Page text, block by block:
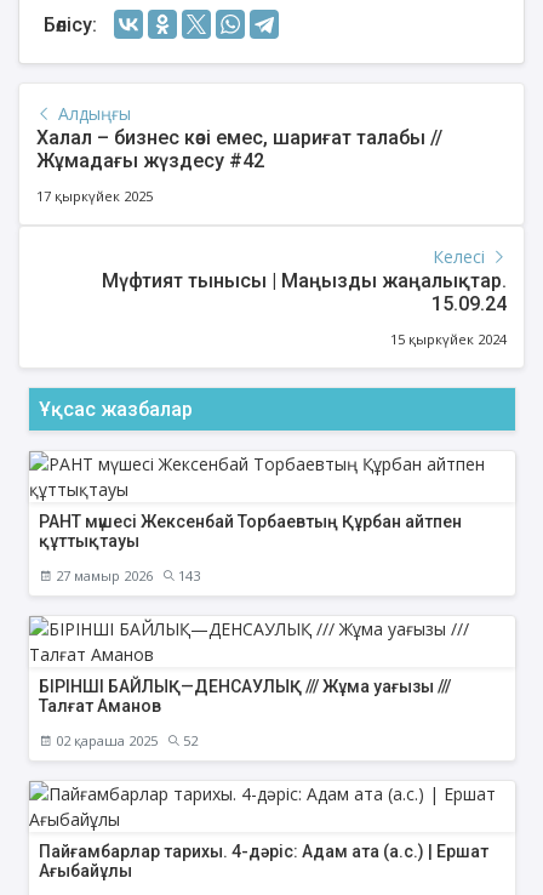
Бөлісу:
Алдыңғы
Халал – бизнес көзі емес, шариғат талабы //
Жұмадағы жүздесу #42
17 қыркүйек 2025
Келесі
Мүфтият тынысы | Маңызды жаңалықтар.
15.09.24
15 қыркүйек 2024
Ұқсас жазбалар
РАНТ мүшесі Жексенбай Торбаевтың Құрбан айтпен
құттықтауы
27 мамыр 2026 143
БІРІНШІ БАЙЛЫҚ—ДЕНСАУЛЫҚ /// Жұма уағызы ///
Талғат Аманов
02 қараша 2025 52
Пайғамбарлар тарихы. 4-дәріс: Адам ата (а.с.) | Ершат
Ағыбайұлы